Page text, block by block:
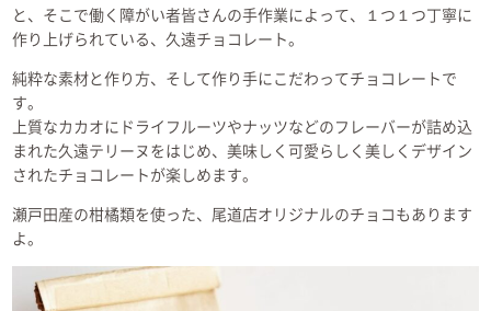
と、そこで働く障がい者皆さんの手作業によって、１つ１つ丁寧に
作り上げられている、久遠チョコレート。
純粋な素材と作り方、そして作り手にこだわってチョコレートで
す。
上質なカカオにドライフルーツやナッツなどのフレーバーが詰め込
まれた久遠テリーヌをはじめ、美味しく可愛らしく美しくデザイン
されたチョコレートが楽しめます。
瀬戸田産の柑橘類を使った、尾道店オリジナルのチョコもあります
よ。